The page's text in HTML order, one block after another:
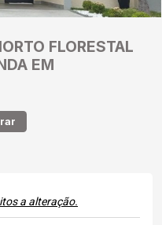
FLORESTAL
EM
a alteração.